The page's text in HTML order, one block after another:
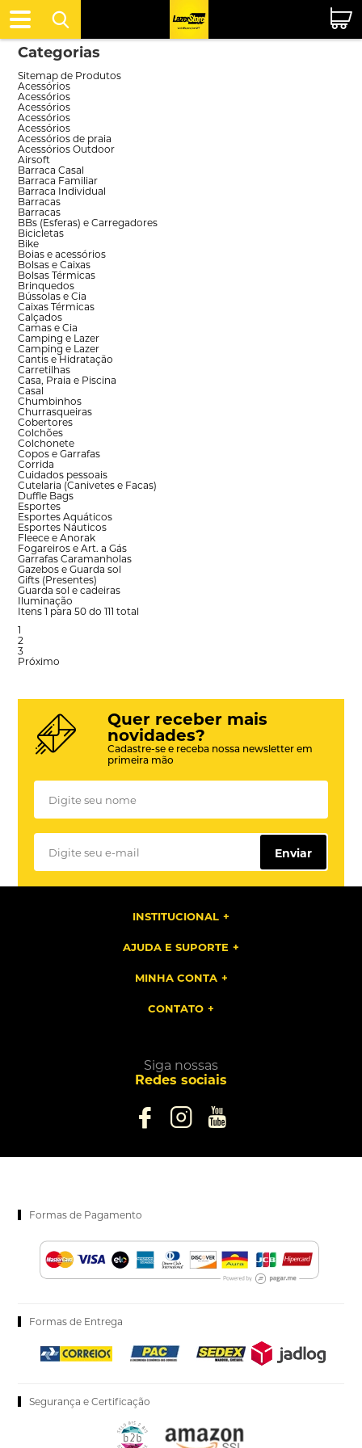
Categorias
Sitemap de Produtos
Acessórios
Acessórios
Acessórios
Acessórios
Acessórios
Acessórios de praia
Acessórios Outdoor
Airsoft
Barraca Casal
Barraca Familiar
Barraca Individual
Barracas
Barracas
BBs (Esferas) e Carregadores
Bicicletas
Bike
Boias e acessórios
Bolsas e Caixas
Bolsas Térmicas
Brinquedos
Bússolas e Cia
Caixas Térmicas
Calçados
Camas e Cia
Camping e Lazer
Camping e Lazer
Cantis e Hidratação
Carretilhas
Casa, Praia e Piscina
Casal
Chumbinhos
Churrasqueiras
Cobertores
Colchões
Colchonete
Copos e Garrafas
Corrida
Cuidados pessoais
Cutelaria (Canivetes e Facas)
Duffle Bags
Esportes
Esportes Aquáticos
Esportes Náuticos
Fleece e Anorak
Fogareiros e Art. a Gás
Garrafas Caramanholas
Gazebos e Guarda sol
Gifts (Presentes)
Guarda sol e cadeiras
Iluminação
Itens 1 para 50 do 111 total
1
2
3
Próximo
Quer receber mais
novidades?
Cadastre-se e receba nossa newsletter em
primeira mão
Enviar
INSTITUCIONAL
AJUDA E SUPORTE
MINHA CONTA
CONTATO
Siga nossas
Redes sociais
Formas de Pagamento
Formas de Entrega
Segurança e Certificação